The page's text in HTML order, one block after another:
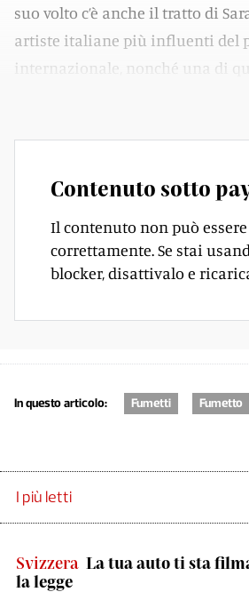
suo volto c’è anche il tratto di
artiste italiane più influenti del
internazionale, nonché una di
Contenuto sotto
Il contenuto non può
correttamente. Se stai
blocker, disattivalo e
In questo articolo: Fumetti Fumetto
I più letti
Svizzera La tua auto ti sta
la legge